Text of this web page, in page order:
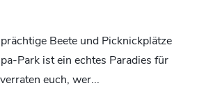
Beete und Picknickplätze
Park ist ein echtes Paradies für
euch, wer...